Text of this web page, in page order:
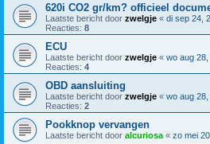
620i CO2 gr/km? officieel
Laatste bericht door zwelgje « di sep 24,
Reacties: 8
ECU
Laatste bericht door zwelgje « wo aug
Reacties: 4
OBD aansluiting
Laatste bericht door zwelgje « wo aug
Reacties: 2
Pookknop vervangen
Laatste bericht door alcuriosa « zo mei